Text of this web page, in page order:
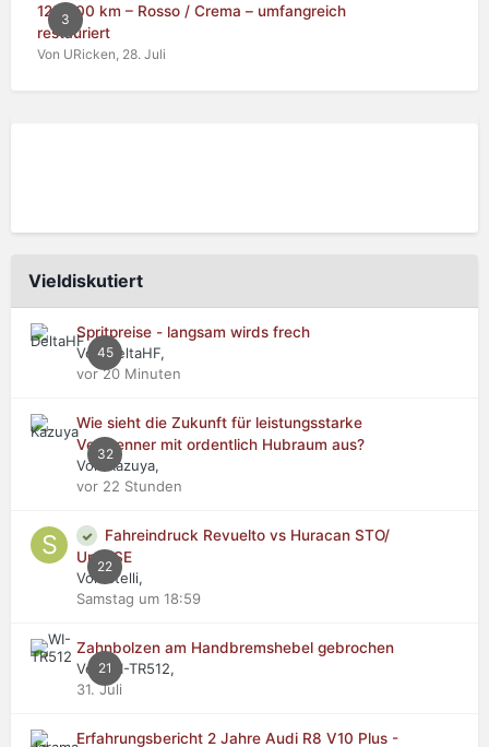
3
125.000 km – Rosso / Crema – umfangreich
restauriert
Von URicken, 28. Juli
Vieldiskutiert
45
Spritpreise - langsam wirds frech
Von DeltaHF,
vor 20 Minuten
32
Wie sieht die Zukunft für leistungsstarke
Verbrenner mit ordentlich Hubraum aus?
Von Kazuya,
vor 22 Stunden
22
Fahreindruck Revuelto vs Huracan STO/
Urus SE
Von stelli,
Samstag um 18:59
21
Zahnbolzen am Handbremshebel gebrochen
Von WI-TR512,
31. Juli
Erfahrungsbericht 2 Jahre Audi R8 V10 Plus -